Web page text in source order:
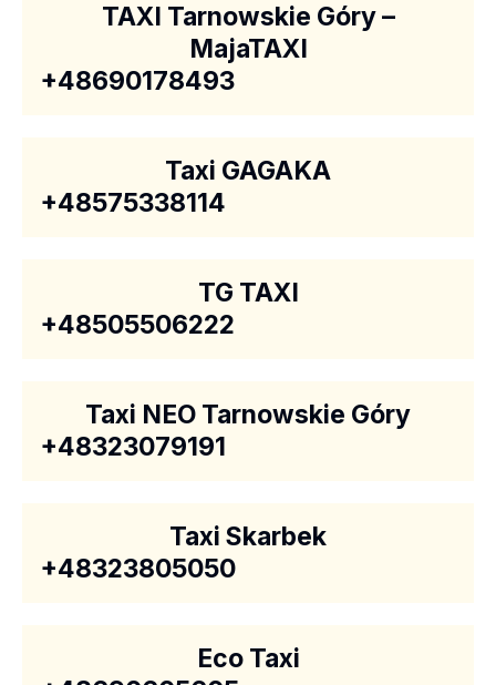
TAXI Tarnowskie Góry –
MajaTAXI
+48690178493
Taxi GAGAKA
+48575338114
TG TAXI
+48505506222
Taxi NEO Tarnowskie Góry
+48323079191
Taxi Skarbek
+48323805050
Eco Taxi